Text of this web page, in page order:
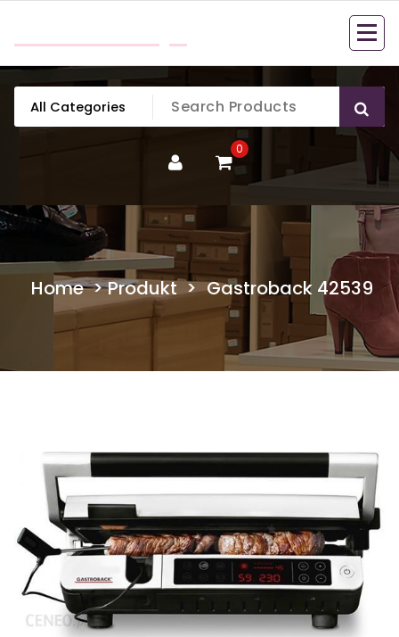
content
0
Home>Produkt> Gastroback 42539